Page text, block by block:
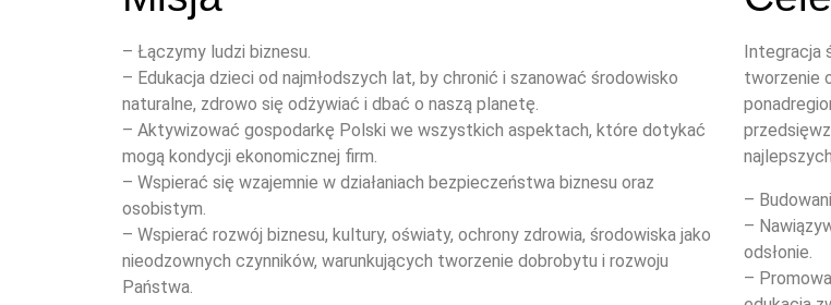
– Łączymy ludzi biznesu.
– Edukacja dzieci od najmłodszych lat, by chronić i szanować środowisko
naturalne, zdrowo się odżywiać i dbać o naszą planetę.
– Aktywizować gospodarkę Polski we wszystkich aspektach, które dotykać
mogą kondycji ekonomicznej firm.
– Wspierać się wzajemnie w działaniach bezpieczeństwa biznesu oraz
osobistym.
– Wspierać rozwój biznesu, kultury, oświaty, ochrony zdrowia, środowiska jako
nieodzownych czynników, warunkujących tworzenie dobrobytu i rozwoju
Państwa.
Integracja
tworzenie
–
–
odsłonie.
–